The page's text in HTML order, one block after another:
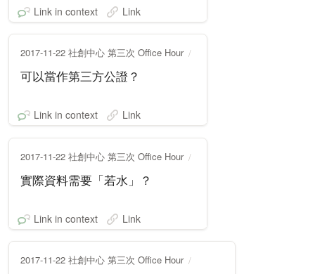
Link in context Link
2017-11-22 社創中心 第三次 Office Hour
可以當作第三方公證？
Link in context Link
2017-11-22 社創中心 第三次 Office Hour
實際資料需要「若水」？
Link in context Link
2017-11-22 社創中心 第三次 Office Hour